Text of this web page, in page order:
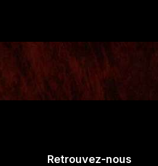
Retrouvez-nous